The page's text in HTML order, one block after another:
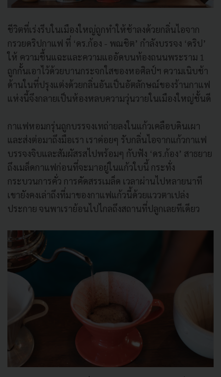
ชีวิตที่เร่งรีบในเมืองใหญ่ถูกทำให้ช้าลงด้วยกลิ่นไอจาก
กรวยดริปกาแฟ ที่ ‘ดร.ก้อง - พณชิต’ กำลังบรรจง ‘ดริป’
ให้ ความชื้นแฉะและความแออัดบนท้องถนนพระราม 1
ถูกกั้นเอาไว้ด้วยบานกระจกใสของหอศิลป์ฯ ความเนิบช้า
ด้านในที่ปรุงแต่งด้วยกลิ่นอันเป็นอัตลักษณ์ของร้านกาแฟ
แห่งนี้จึงกลายเป็นห้องหลบความวุ่นวายในเมืองใหญ่ชั้นดี
กาแฟหอมกรุ่นถูกบรรจงเทถ่ายลงในแก้วเคลือบดินเผา
และส่งต่อมาถึงมือเรา เราค่อยๆ รับกลิ่นไอจากแก้วกาแฟ
บรรจงจิบและสัมผัสรสไปพร้อมๆ กับฟัง ‘ดร.ก้อง’ สาธยาย
ถึงเมล็ดกาแฟก่อนที่จะมาอยู่ในแก้วใบนี้ กระทั่ง
กระบวนการคั่ว การคัดสรรเมล็ด เวลาผ่านไปหลายนาที
เขายังคงเล่าถึงที่มาของกาแฟแก้วนี้ด้วยแววตาเปล่ง
ประกาย จนพาเราย้อนไปไกลถึงสถานที่ปลูกเลยทีเดียว